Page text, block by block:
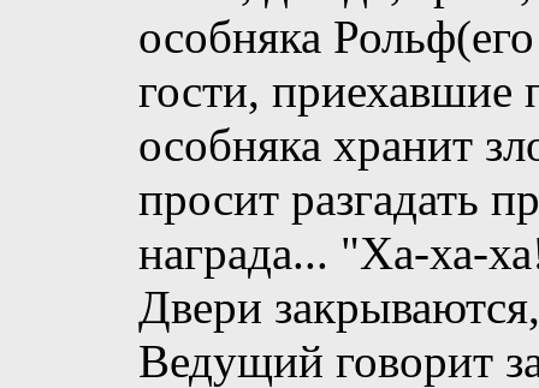
особняка
гости,
особняка хранит
просит разгадать
награда... "Ха-ха-
Двери
Ведущий говорит